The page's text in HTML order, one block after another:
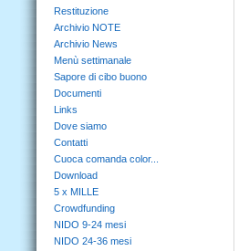
Restituzione
Archivio NOTE
Archivio News
Menù settimanale
Sapore di cibo buono
Documenti
Links
Dove siamo
Contatti
Cuoca comanda color...
Download
5 x MILLE
Crowdfunding
NIDO 9-24 mesi
NIDO 24-36 mesi